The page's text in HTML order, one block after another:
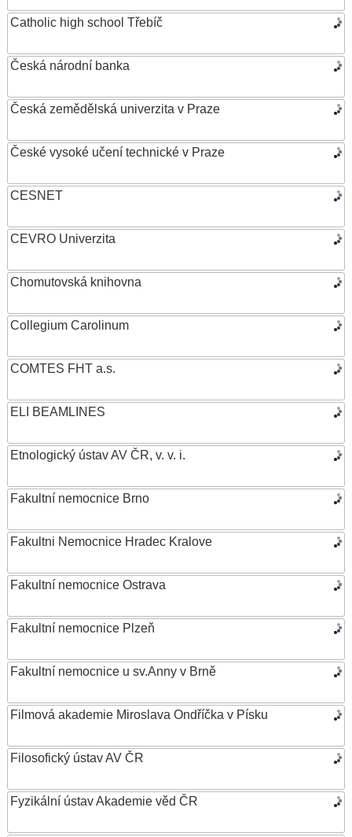
Catholic high school Třebíč
Česká národní banka
Česká zemědělská univerzita v Praze
České vysoké učení technické v Praze
CESNET
CEVRO Univerzita
Chomutovská knihovna
Collegium Carolinum
COMTES FHT a.s.
ELI BEAMLINES
Etnologický ústav AV ČR, v. v. i.
Fakultní nemocnice Brno
Fakultni Nemocnice Hradec Kralove
Fakultní nemocnice Ostrava
Fakultní nemocnice Plzeň
Fakultní nemocnice u sv.Anny v Brně
Filmová akademie Miroslava Ondříčka v Písku
Filosofický ústav AV ČR
Fyzikální ústav Akademie věd ČR